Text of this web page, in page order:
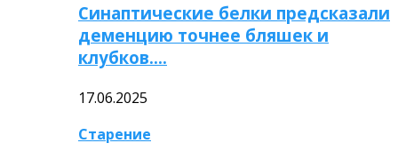
Синаптические белки предсказали
деменцию точнее бляшек и
клубков….
17.06.2025
Старение